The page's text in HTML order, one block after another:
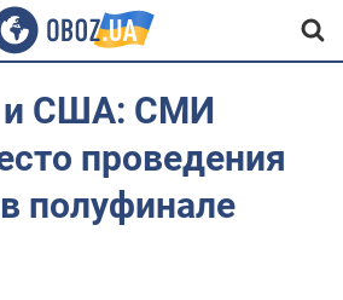
и США: СМИ
проведения
полуфинале